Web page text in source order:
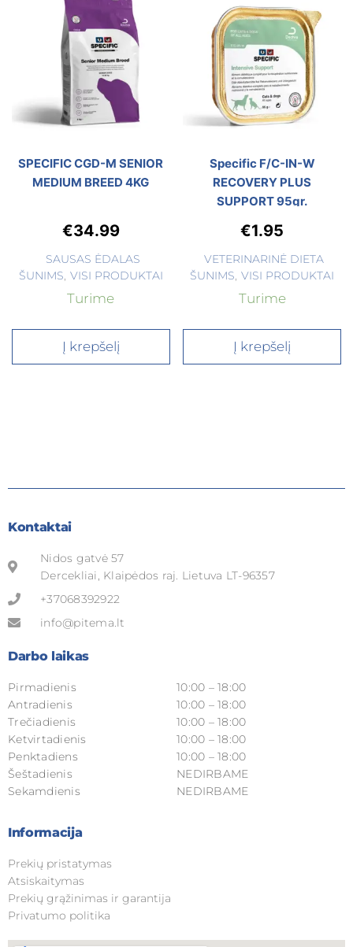
SPECIFIC CGD-M SENIOR
MEDIUM BREED 4KG
€34.99
SAUSAS ĖDALAS
ŠUNIMS VISI PRODUKTAI
Turime
Į krepšelį
Specific F/C-IN-W
RECOVERY PLUS
SUPPORT 95gr.
€1.95
VETERINARINĖ DIETA
ŠUNIMS VISI PRODUKTAI
Turime
Į krepšelį
Kontaktai
Nidos gatvė 57
Dercekliai, Klaipėdos raj. Lietuva LT-96357
+37068392922
info@pitema.lt
Darbo laikas
Pirmadienis
Antradienis
Trečiadienis
Ketvirtadienis
Penktadiens
Šeštadienis
Sekamdienis
10:00 – 18:00
10:00 – 18:00
10:00 – 18:00
10:00 – 18:00
10:00 – 18:00
NEDIRBAME
NEDIRBAME
Informacija
Prekių pristatymas
Atsiskaitymas
Prekių grąžinimas ir garantija
Privatumo politika